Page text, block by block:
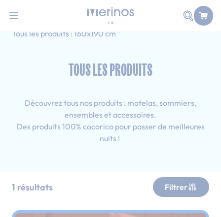
Faire
Accueil
Adulte
Tous les produits : 160x190 cm
TOUS LES PRODUITS
Découvrez tous nos produits : matelas, sommiers,
ensembles et accessoires.
Des produits 100% cocorico pour passer de meilleures
nuits !
1 résultats Filtrer